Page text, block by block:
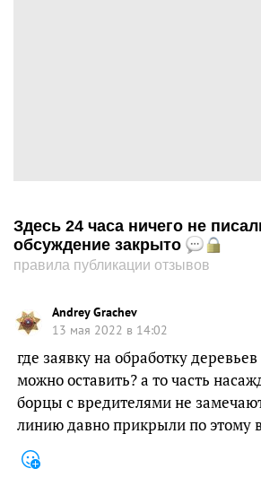
Здесь 24 часа ничего не
обсуждение закрыто
правила публикации отзывов
Andrey Grachev
13 мая 2022 в 14:02
где заявку на обработку
можно оставить? а то часть
борцы с вредителями не
линию давно прикрыли по этому